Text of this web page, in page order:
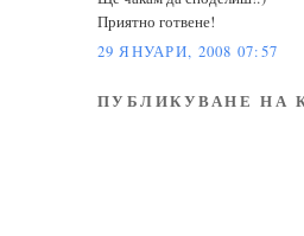
Приятно готвене!
29 ЯНУАРИ, 2008 07:57
ПУБЛИКУВАНЕ НА